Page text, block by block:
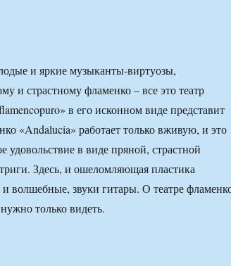
и яркие музыканты-виртуозы,
и страстному фламенко – все это театр
в его исконном виде представит
«Andalucia» работает только вживую, и это
удовольствие в виде пряной, страстной
Здесь, и ошеломляющая пластика
волшебные, звуки гитары. О театре
только видеть.